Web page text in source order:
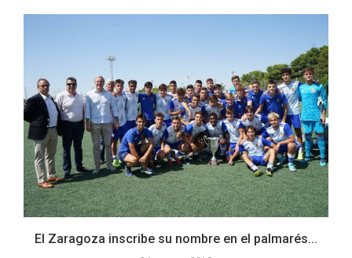
El Zaragoza inscribe su nombre en el palmarés...